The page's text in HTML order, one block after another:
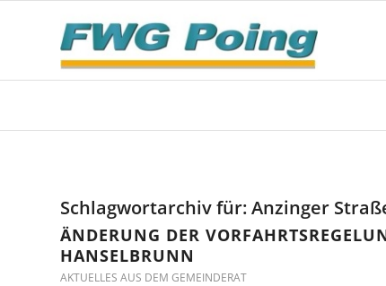
Schlagwortarchiv für:Anzinger
ÄNDERUNG DER
ANSELBRUNN
AKTUELLES AUS DEM GEMEINDERAT